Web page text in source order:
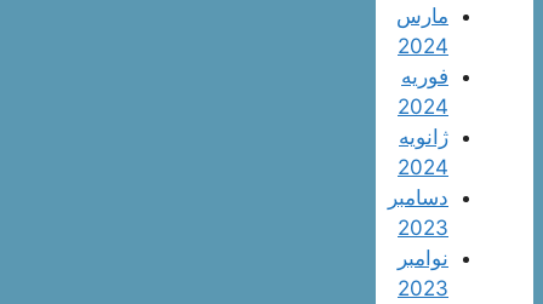
مارس
2024
فوریه
2024
ژانویه
2024
دسامبر
2023
نوامبر
2023